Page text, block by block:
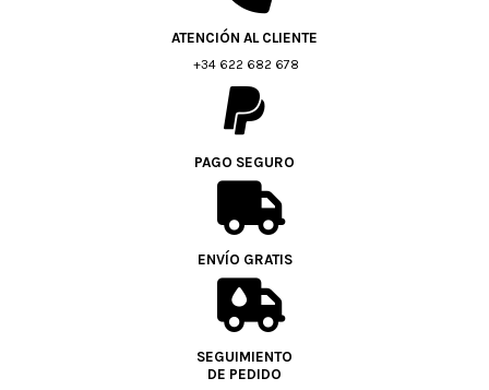
ATENCIÓN AL CLIENTE
+34 622 682 678
PAGO SEGURO
ENVÍO GRATIS
SEGUIMIENTO
DE PEDIDO